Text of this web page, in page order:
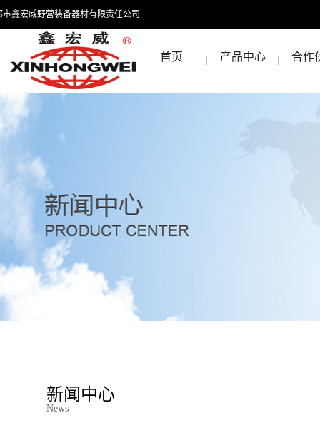
市鑫宏威野营装备器材有限责任公司
首页 产品中心 合作
新闻中心
News